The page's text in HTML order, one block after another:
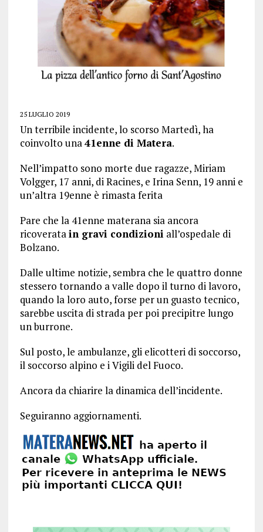
25 LUGLIO 2019
Un terribile incidente, lo scorso Martedì, ha
coinvolto una41enne di Matera.
Nell’impatto sono morte due ragazze, Miriam
Volgger, 17 anni, di Racines, e Irina Senn, 19 anni e
un’altra 19enne è rimasta ferita
Pare che la 41enne materana sia ancora
ricoveratain gravi condizioni all’ospedale di
Bolzano.
Dalle ultime notizie, sembra che le quattro donne
stessero tornando a valle dopo il turno di lavoro,
quando la loro auto, forse per un guasto tecnico,
sarebbe uscita di strada per poi precipitre lungo
un burrone.
Sul posto, le ambulanze, gli elicotteri di soccorso,
il soccorso alpino e i Vigili del Fuoco.
Ancora da chiarire la dinamica dell’incidente.
Seguiranno aggiornamenti.